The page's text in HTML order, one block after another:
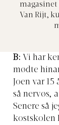
Van Rijt,
B: Vi har
mødte
Joen var
så nervøs,
Senere så
kostskolen